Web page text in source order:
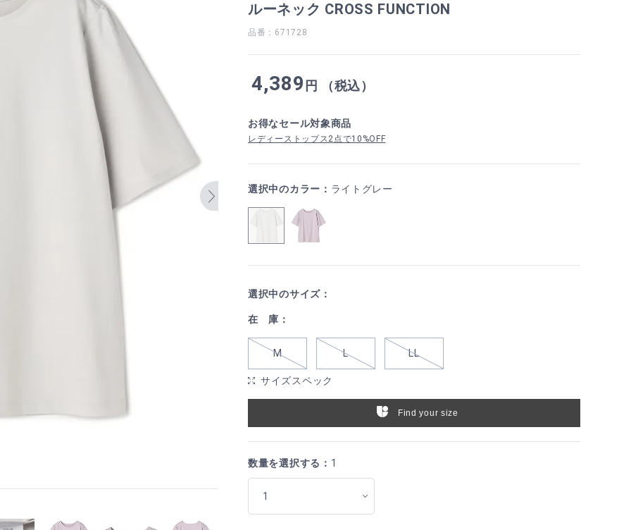
ルーネック CROSS FUNCTION
品番：671728
4,389 円 （税込）
お得なセール対象商品
レディーストップス2点で10%OFF
選択中のカラー： ライトグレー
選択中のサイズ：
在 庫：
M L LL
サイズスペック
Find your size
数量を選択する： 1